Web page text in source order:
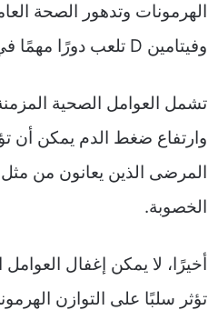
الهرمونات وتدهور الصحة
وفيتامين D تلعب دورًا مهمًا في دعم الصحة الإنجابية.
تشمل العوامل الصحية
وارتفاع ضغط الدم يمكن أن
المرضى الذين يعانون من
الخصوبة.
أخيرًا، لا يمكن إغفال
تؤثر سلبًا على التوازن